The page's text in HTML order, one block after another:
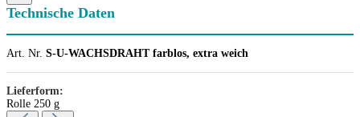
Technische Daten
Art. Nr. S-U-WACHSDRAHT farblos, extra weich
Lieferform:
Rolle 250 g